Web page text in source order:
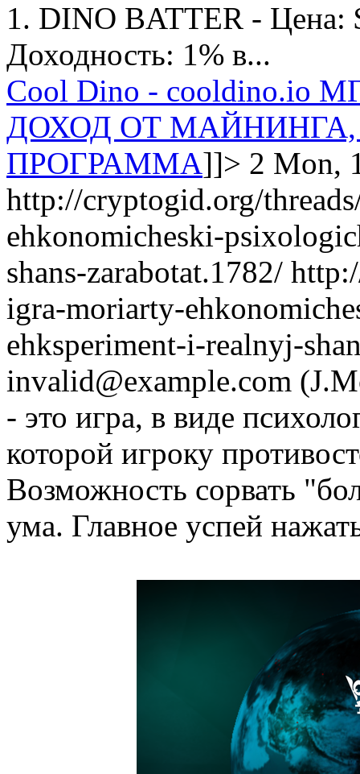
1. DINO BATTER - Цена:
Доходность: 1% в...​
Cool Dino -
ДОХОД ОТ
ПРОГРАММА]]> 2 Mon,
http://cryptogid.org/
ehkonomicheski-
shans-zarabotat.1782/
igra-moriarty-
ehksperiment-i-realnyj-
invalid@example.com
- это игра, в виде
которой игроку
Возможность сорвать
ума. Главное успей